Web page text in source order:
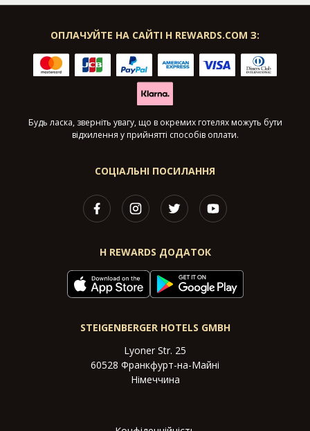
СОЦІАЛЬНІ ПОСИЛАННЯ
H REWARDS ДОДАТОК
ОПЛАЧУЙТЕ НА САЙТІ H REWARDS.COM З:
Будь ласка, зверніть увагу, що в окремих готелях можуть бути
відхилення у прийнятті способів оплати.
STEIGENBERGER HOTELS GMBH
Lyoner Str. 25
60528 Франкфурт-на-Майні
Німеччина